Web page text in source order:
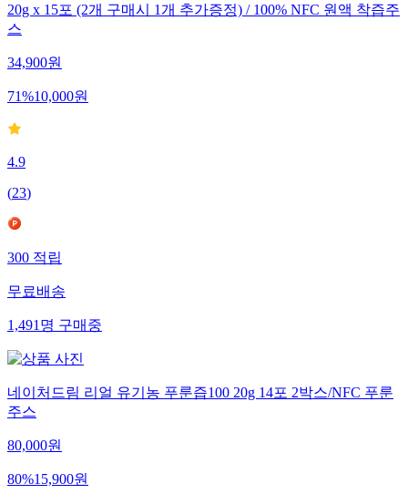
20g x 15포 (2개 구매시 1개 추가증정) / 100% NFC 원액 착즙주
스
34,900원
71%10,000원
4.9
(23)
300 적립
무료배송
1,491 명 구매중
네이처드림 리얼 유기농 푸룬즙100 20g 14포 2박스/NFC 푸룬
주스
80,000원
80%15,900원